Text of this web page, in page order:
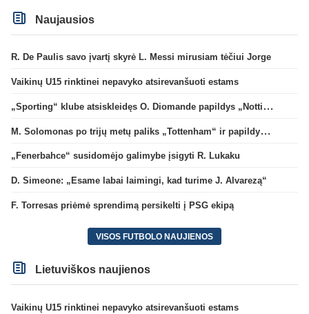
Naujausios
R. De Paulis savo įvartį skyrė L. Messi mirusiam tėčiui Jorge
Vaikinų U15 rinktinei nepavyko atsirevanšuoti estams
„Sporting“ klube atsiskleidęs O. Diomande papildys „Nottingham“ gretas
M. Solomonas po trijų metų paliks „Tottenham“ ir papildys „West Ham“ klubą
„Fenerbahce“ susidomėjo galimybe įsigyti R. Lukaku
D. Simeone: „Esame labai laimingi, kad turime J. Alvarezą“
F. Torresas priėmė sprendimą persikelti į PSG ekipą
VISOS FUTBOLO NAUJIENOS
Lietuviškos naujienos
Vaikinų U15 rinktinei nepavyko atsirevanšuoti estams